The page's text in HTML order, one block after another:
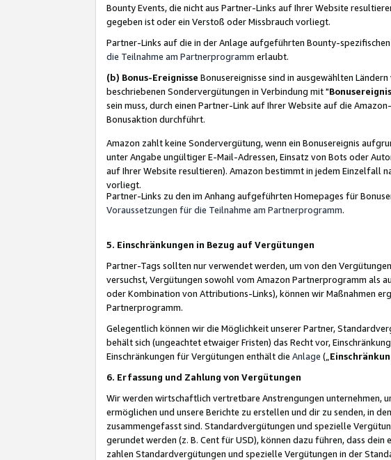
Bounty Events, die nicht aus Partner-Links auf Ihrer Website
gegeben ist oder ein Verstoß oder Missbrauch vorliegt.
Partner-Links auf die in der Anlage aufgeführten Bounty-
die Teilnahme am Partnerprogramm erlaubt.
(b) Bonus-Ereignisse Bonusereignisse sind in ausgewählten
beschriebenen Sondervergütungen in Verbindung mit "
sein muss, durch einen Partner-Link auf Ihrer Website auf die
Bonusaktion durchführt.
Amazon zahlt keine Sondervergütung, wenn ein Bonusereignis
unter Angabe ungültiger E-Mail-Adressen, Einsatz von Bots oder
auf Ihrer Website resultieren). Amazon bestimmt in jedem Einzelfall
vorliegt.
Partner-Links zu den im Anhang aufgeführten Homepages für
Voraussetzungen für die Teilnahme am Partnerprogramm.
5. Einschränkungen in Bezug auf Vergütungen
Partner-Tags sollten nur verwendet werden, um von den
versuchst, Vergütungen sowohl vom Amazon Partnerprogramm als
oder Kombination von Attributions-Links), können wir Maßnahmen
Partnerprogramm.
Gelegentlich können wir die Möglichkeit unserer Partner,
behält sich (ungeachtet etwaiger Fristen) das Recht vor,
Einschränkungen für Vergütungen enthält die Anlage („
6. Erfassung und Zahlung von Vergütungen
Wir werden wirtschaftlich vertretbare Anstrengungen unternehmen,
ermöglichen und unsere Berichte zu erstellen und dir zu senden, in
zusammengefasst sind. Standardvergütungen und spezielle
gerundet werden (z. B. Cent für USD), können dazu führen, dass
zahlen Standardvergütungen und spezielle Vergütungen in der